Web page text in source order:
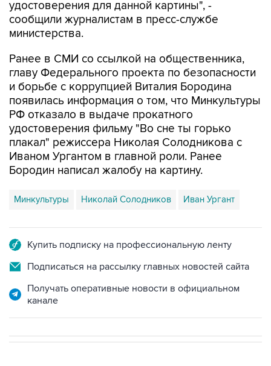
удостоверения для данной картины", -
сообщили журналистам в пресс-службе
министерства.
Ранее в СМИ со ссылкой на общественника,
главу Федерального проекта по безопасности
и борьбе с коррупцией Виталия Бородина
появилась информация о том, что Минкультуры
РФ отказало в выдаче прокатного
удостоверения фильму "Во сне ты горько
плакал" режиссера Николая Солодникова с
Иваном Ургантом в главной роли. Ранее
Бородин написал жалобу на картину.
Минкультуры Николай Солодников Иван Ургант
Купить подписку на профессиональную ленту
Подписаться на рассылку главных новостей сайта
Получать оперативные новости в официальном
канале